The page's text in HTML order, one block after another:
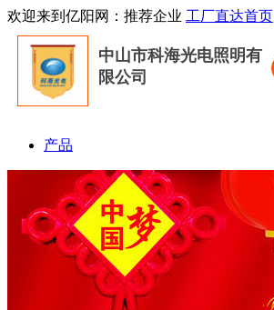
欢迎来到亿阳网：推荐企业 工厂直达首页
中山市科海光电照明有
限公司
产品